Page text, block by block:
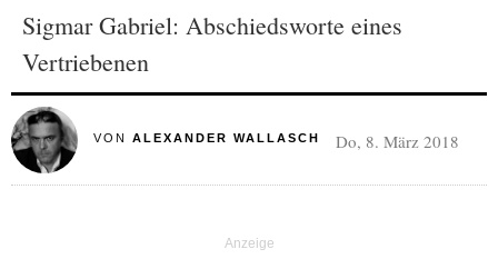
Sigmar Gabriel: Abschiedsworte eines
Vertriebenen
VON ALEXANDER WALLASCH Do, 8. März 2018